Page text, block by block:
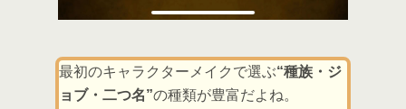
最初のキャラクターメイクで選ぶ“種族・ジ
ョブ・二つ名”の種類が豊富だよね。